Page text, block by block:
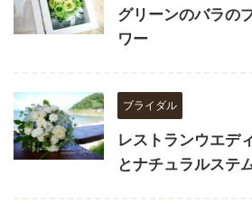
グリーンのバラの
ワー
ブライダル
レストランウエデ
とナチュラルステ